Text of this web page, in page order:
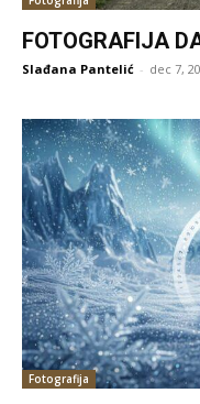
FOTOGRAFIJA
Slađana Pantelić - dec 7,
Fotografija